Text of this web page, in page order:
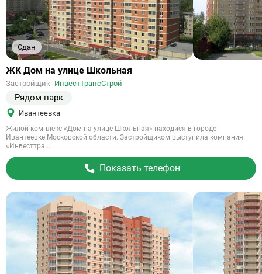
Сдан
Ссылка
объект
ЖК Дом на улице Школьная
Застройщик ИнвестТрансСтрой
Рядом парк
Ивантеевка
Жилой комплекс «Дом на улице Школьная» находися в городе
Ивантеевке Московской области. Застройщиком выступила компания
«Инвесттра...
Показать телефон